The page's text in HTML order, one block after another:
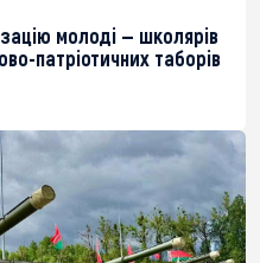
молоді — школярів
патріотичних таборів